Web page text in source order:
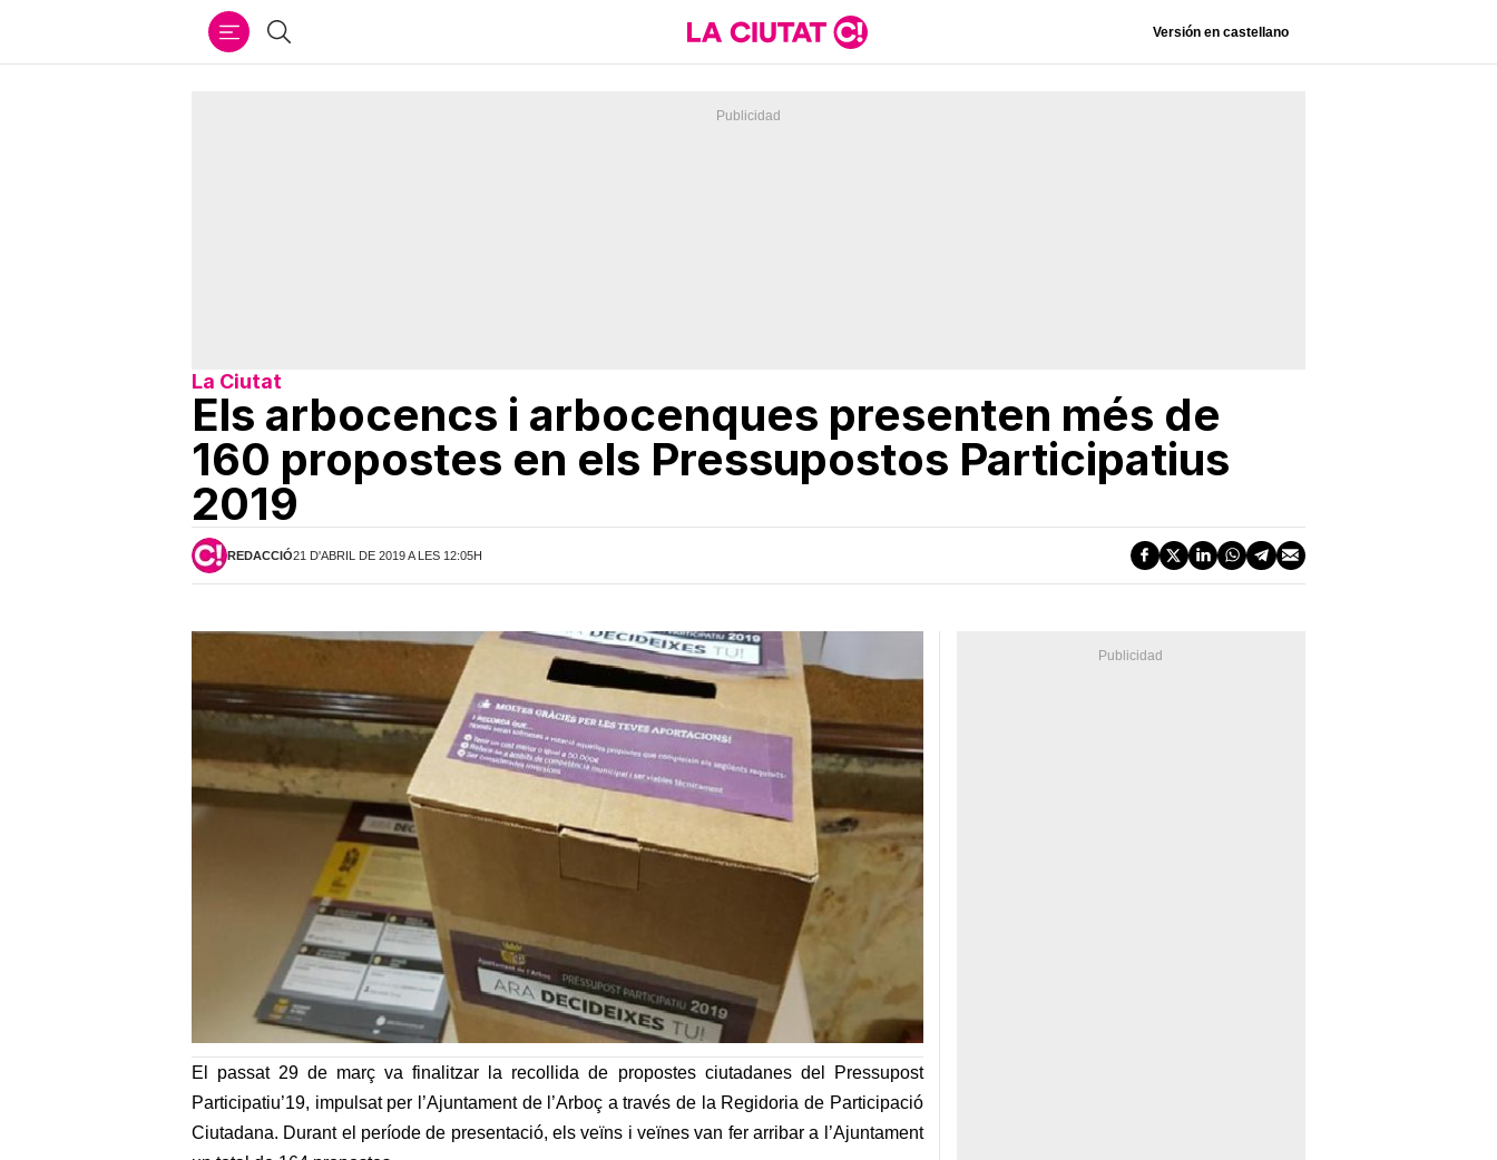
Cercar Versión en castellano
La Ciutat
Els arbocencs i arbocenques presenten més de
160 propostes en els Pressupostos Participatius
2019
REDACCIÓ21 D'ABRIL DE 2019 A LES 12:05H
El passat 29 de març va finalitzar la recollida de propostes ciutadanes del Pressupost
Participatiu’19, impulsat per l’Ajuntament de l’Arboç a través de la Regidoria de Participació
Ciutadana. Durant el període de presentació, els veïns i veïnes van fer arribar a l’Ajuntament